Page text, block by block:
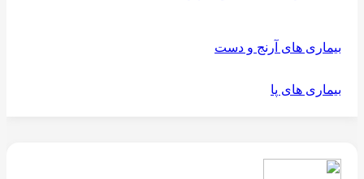
بیماری های آرنج و دست
بیماری های پا